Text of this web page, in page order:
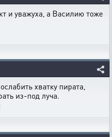
и уважуха, а Василию тоже
хватку пирата,
из-под луча.